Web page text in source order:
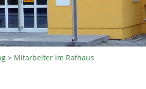
> Mitarbeiter im Rathaus